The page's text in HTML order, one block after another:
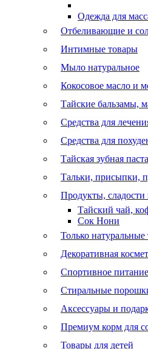
Одежда для
Отбеливающие и
Интимные товары
Мыло натуральное
Кокосовое масло и
Тайские бальзамы,
Средства для
Средства для
Тайская зубная
Тальки, присыпки,
Продукты, сладости
Тайский чай,
Сок Нони
Только
Декоративная
Спортивное
Стиральные
Аксессуары и
Премиум корм для
Товары для детей